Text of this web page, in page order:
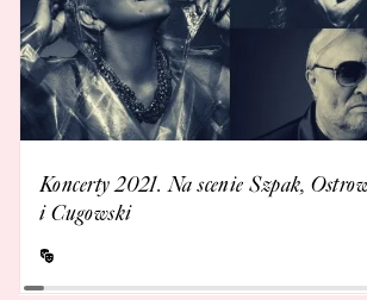
Koncerty 2021. Na scenie Szpak,
i Cugowski